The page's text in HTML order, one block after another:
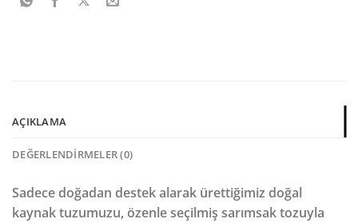
AÇIKLAMA
DEĞERLENDIRMELER (0)
Sadece doğadan destek alarak ürettiğimiz doğal
kaynak tuzumuzu, özenle seçilmiş sarımsak tozuyla